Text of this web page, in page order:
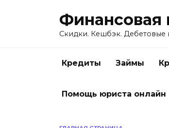
Скидки. Кешбэк. Дебетовые
Кредиты Займы
Помощь юриста онлайн